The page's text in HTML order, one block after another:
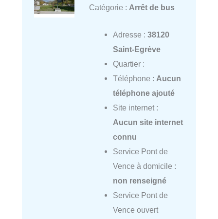
Catégorie : Arrêt de bus
Adresse : 38120
Saint-Egrève
Quartier :
Téléphone : Aucun
téléphone ajouté
Site internet :
Aucun site internet
connu
Service Pont de
Vence à domicile :
non renseigné
Service Pont de
Vence ouvert